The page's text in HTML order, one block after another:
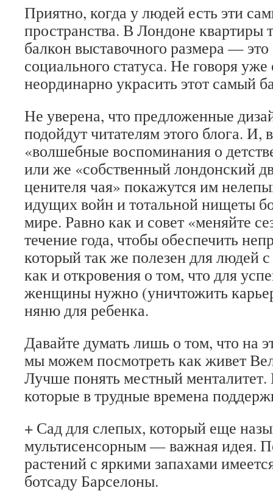
Приятно, когда у людей есть эти
пространства. В Лондоне квартиры
балкон выставочного размера —
социального статуса. Не говоря
неординарно украсить этот самый
Не уверена, что предложенные
подойдут читателям этого блога. И,
«волшебные воспоминания о
или же «собственный лондонский
ценителя чая» покажутся им
идущих войн и тотальной нищеты
мире. Равно как и совет «меняйте
течение года, чтобы обеспечить
который так же полезен для людей
как и откровения о том, что для
женщины нужно (уничтожить
няню для ребенка.
Давайте думать лишь о том, что на
мы можем посмотреть как живет
Лучше понять местный
которые в трудные времена
+ Сад для слепых, который еще
мультисенсорным — важная идея.
растений с яркими запахами
ботсаду Барселоны.